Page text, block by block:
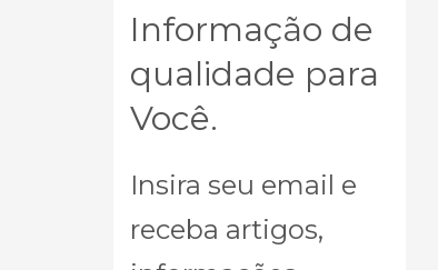
Informação de
qualidade para
Você.
Insira seu email e
receba artigos,